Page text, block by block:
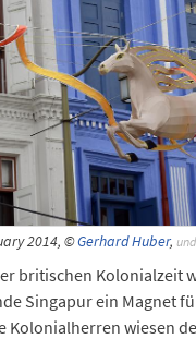
2014, ©Gerhard Huber,
britischen Kolonialzeit
Singapur ein Magnet
Kolonialherren wiesen